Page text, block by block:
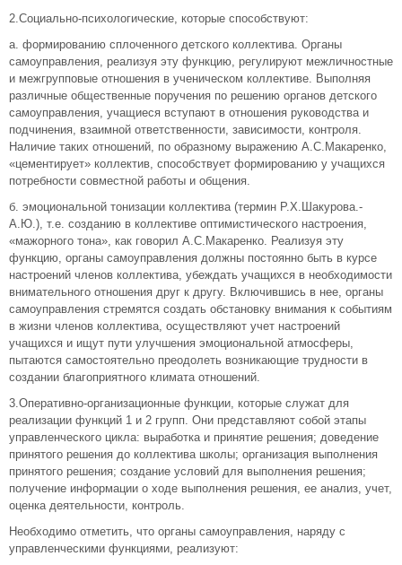
2.Социально-психологические, которые способствуют:
а. формированию сплоченного детского коллектива. Органы
самоуправления, реализуя эту функцию, регулируют межличностные
и межгрупповые отношения в ученическом коллективе. Выполняя
различные общественные поручения по решению органов детского
самоуправления, учащиеся вступают в отношения руководства и
подчинения, взаимной ответственности, зависимости, контроля.
Наличие таких отношений, по образному выражению А.С.Макаренко,
«цементирует» коллектив, способствует формированию у учащихся
потребности совместной работы и общения.
б. эмоциональной тонизации коллектива (термин Р.Х.Шакурова.-
А.Ю.), т.е. созданию в коллективе оптимистического настроения,
«мажорного тона», как говорил А.С.Макаренко. Реализуя эту
функцию, органы самоуправления должны постоянно быть в курсе
настроений членов коллектива, убеждать учащихся в необходимости
внимательного отношения друг к другу. Включившись в нее, органы
самоуправления стремятся создать обстановку внимания к событиям
в жизни членов коллектива, осуществляют учет настроений
учащихся и ищут пути улучшения эмоциональной атмосферы,
пытаются самостоятельно преодолеть возникающие трудности в
создании благоприятного климата отношений.
3.Оперативно-организационные функции, которые служат для
реализации функций 1 и 2 групп. Они представляют собой этапы
управленческого цикла: выработка и принятие решения; доведение
принятого решения до коллектива школы; организация выполнения
принятого решения; создание условий для выполнения решения;
получение информации о ходе выполнения решения, ее анализ, учет,
оценка деятельности, контроль.
Необходимо отметить, что органы самоуправления, наряду с
управленческими функциями, реализуют: